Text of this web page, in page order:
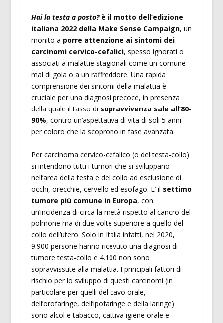
Hai la testa a posto? è il motto dell’edizione
italiana 2022 della Make Sense Campaign, un
monito a porre attenzione ai sintomi dei
carcinomi cervico-cefalici, spesso ignorati o
associati a malattie stagionali come un comune
mal di gola o a un raffreddore. Una rapida
comprensione dei sintomi della malattia è
cruciale per una diagnosi precoce, in presenza
della quale il tasso di sopravvivenza sale all’80-
90%, contro un’aspettativa di vita di soli 5 anni
per coloro che la scoprono in fase avanzata.
Per carcinoma cervico-cefalico (o del testa-collo)
si intendono tutti i tumori che si sviluppano
nell’area della testa e del collo ad esclusione di
occhi, orecchie, cervello ed esofago. E’ il settimo
tumore più comune in Europa, con
un’incidenza di circa la metà rispetto al cancro del
polmone ma di due volte superiore a quello del
collo dell’utero. Solo in Italia infatti, nel 2020,
9.900 persone hanno ricevuto una diagnosi di
tumore testa-collo e 4.100 non sono
sopravvissute alla malattia. I principali fattori di
rischio per lo sviluppo di questi carcinomi (in
particolare per quelli del cavo orale,
dell’orofaringe, dell’ipofaringe e della laringe)
sono alcol e tabacco, cattiva igiene orale e